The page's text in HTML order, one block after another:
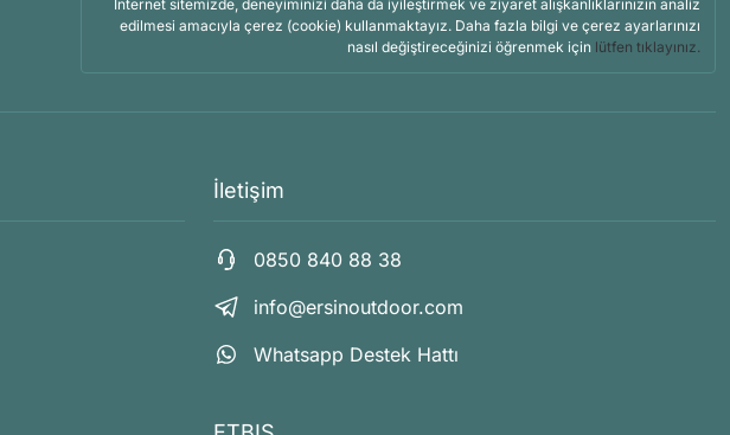
İnternet sitemizde, deneyiminizi daha da iyileştirmek ve ziyaret alışkanlıklarınızın analiz
edilmesi amacıyla çerez (cookie) kullanmaktayız. Daha fazla bilgi ve çerez ayarlarınızı
nasıl değiştireceğinizi öğrenmek için lütfen tıklayınız.
İletişim
0850 840 88 38
info@ersinoutdoor.com
Whatsapp Destek Hattı